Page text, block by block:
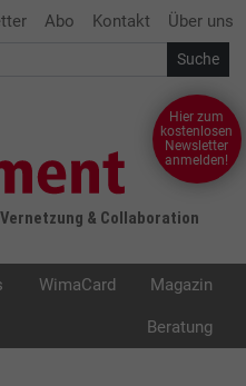
Abo Kontakt Über uns
& Collaboration
Hier zum
kostenlosen
Newsletter
anmelden!
WimaCard Magazin
Beratung